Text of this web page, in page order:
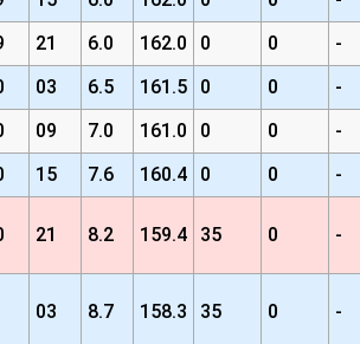
21 6.0 162.0 0 0
-
03 6.5 161.5 0 0
-
09 7.0 161.0 0 0
-
15 7.6 160.4 0 0 -
21 8.2 159.4 35 0 -
03 8.7 158.3 35 0 -